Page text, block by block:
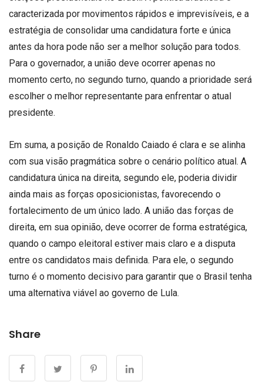
caracterizada por movimentos rápidos e imprevisíveis, e a
estratégia de consolidar uma candidatura forte e única
antes da hora pode não ser a melhor solução para todos.
Para o governador, a união deve ocorrer apenas no
momento certo, no segundo turno, quando a prioridade será
escolher o melhor representante para enfrentar o atual
presidente.
Em suma, a posição de Ronaldo Caiado é clara e se alinha
com sua visão pragmática sobre o cenário político atual. A
candidatura única na direita, segundo ele, poderia dividir
ainda mais as forças oposicionistas, favorecendo o
fortalecimento de um único lado. A união das forças de
direita, em sua opinião, deve ocorrer de forma estratégica,
quando o campo eleitoral estiver mais claro e a disputa
entre os candidatos mais definida. Para ele, o segundo
turno é o momento decisivo para garantir que o Brasil tenha
uma alternativa viável ao governo de Lula.
Share